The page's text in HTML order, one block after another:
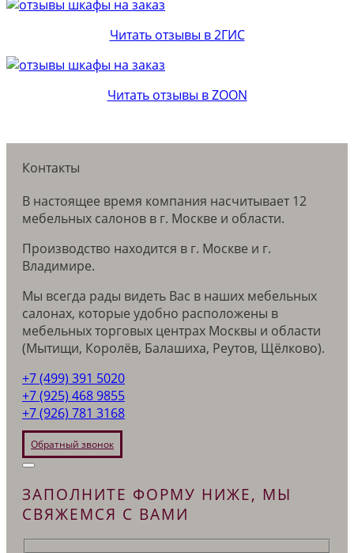
Читать отзывы в 2ГИС
Читать отзывы в ZOON
Контакты
В настоящее время компания насчитывает 12
мебельных салонов в г. Москве и области.
Производство находится в г. Москве и г.
Владимире.
Мы всегда рады видеть Вас в наших мебельных
салонах, которые удобно расположены в
мебельных торговых центрах Москвы и области
(Мытищи, Королёв, Балашиха, Реутов, Щёлково).
+7 (499) 391 5020
+7 (925) 468 9855
+7 (926) 781 3168
Обратный звонок
ЗАПОЛНИТЕ ФОРМУ НИЖЕ, МЫ
СВЯЖЕМСЯ С ВАМИ